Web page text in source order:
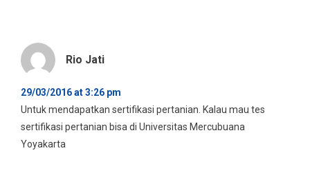
Rio Jati
29/03/2016 at 3:26 pm
Untuk mendapatkan sertifikasi pertanian. Kalau mau tes
sertifikasi pertanian bisa di Universitas Mercubuana
Yoyakarta